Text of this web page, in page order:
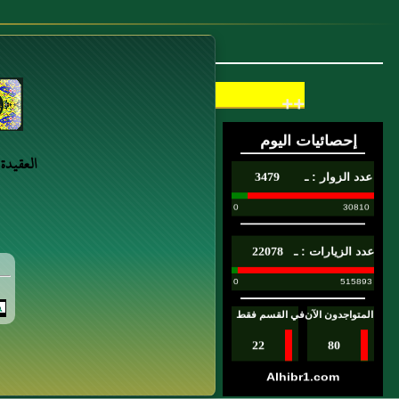
بي الكفر وَأَنَا الْحَاشِرُ الَّذِي يُحْشَرُ النَّاسُ عَلَى
قَدَمِي
هَكَذَا رَوَاهُ يَحْيَى (...)
6 : بسر شامي، والد عَبد الله بن بسر
7 : عَبد الملك بن عَمرو بن الحويرث،
ويُقال: عَمرو بن عَبد الملك بن الحريث،
ويُقال: عَبد الملك بن سَعيد بن حريث ابن
أَخي عَمرو بن حريث
8 : 785 - وعن أبي سعيد عمرو بن
حريث رضى الله عنه قال: كأني أنظر إلى
رسول الله صلى الله عليه وسلم وعليه
++